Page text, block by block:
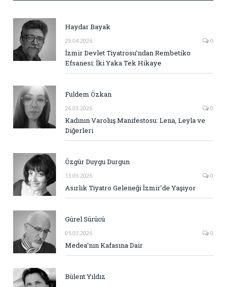
Haydar Bayak
29.04.2026 0
İzmir Devlet Tiyatrosu’ndan Rembetiko
Efsanesi: İki Yaka Tek Hikaye
Fuldem Özkan
26.03.2026 0
Kadının Varoluş Manifestosu: Lena, Leyla ve
Diğerleri
Özgür Duygu Durgun
13.03.2026 0
Asırlık Tiyatro Geleneği İzmir’de Yaşıyor
Gürel Sürücü
05.03.2026 0
Medea’nın Kafasına Dair
Bülent Yıldız